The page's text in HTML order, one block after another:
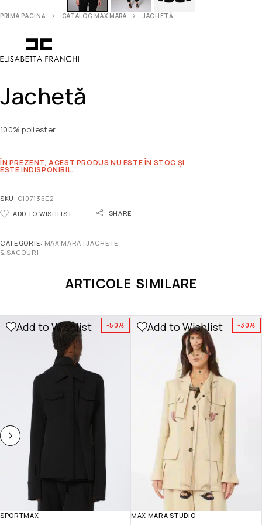
PRIMA PAGINĂ CATALOG MAX MARA JACHETĂ
Jachetă
100% poliester.
ÎN PREZENT, ACEST PRODUS NU ESTE ÎN STOC ȘI
ESTE INDISPONIBIL.
SKU: GI07136E2
ADD TO WISHLIST
SHARE
CATEGORIE: MAX MARA | JACHETE
& SACOURI
ARTICOLE SIMILARE
-50%
Add to Wishlist
SPORTMAX
-30%
Add to Wishlist
MAX MARA STUDIO